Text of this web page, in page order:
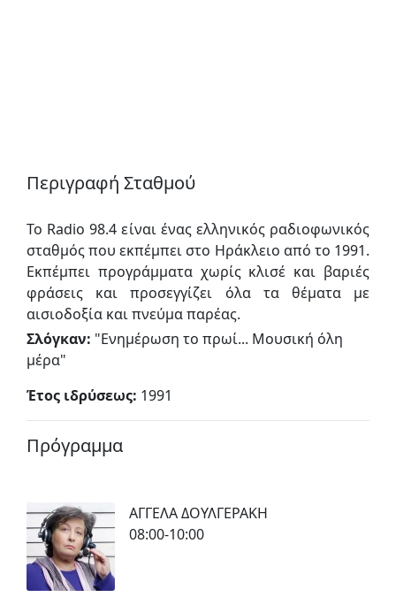
Περιγραφή Σταθμού
Το Radio 98.4 είναι ένας ελληνικός ραδιοφωνικός
σταθμός που εκπέμπει στο Ηράκλειο από το 1991.
Εκπέμπει προγράμματα χωρίς κλισέ και βαριές
φράσεις και προσεγγίζει όλα τα θέματα με
αισιοδοξία και πνεύμα παρέας.
Σλόγκαν: "Ενημέρωση το πρωί... Μουσική όλη
μέρα"
Έτος ιδρύσεως: 1991
Πρόγραμμα
ΑΓΓΕΛΑ ΔΟΥΛΓΕΡΑΚΗ
08:00-10:00